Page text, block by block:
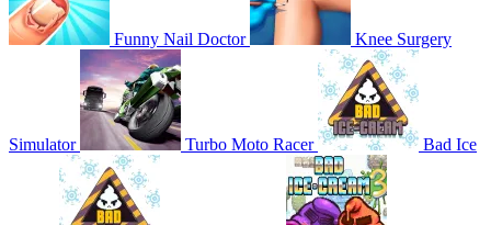
Funny Nail Doctor Knee Surgery
Simulator Turbo Moto Racer Bad Ice